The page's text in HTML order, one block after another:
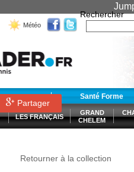
Météo
Rechercher
Santé Forme
LES FRANÇAIS
GRAND
CHELEM
Partager
Retourner à la collection